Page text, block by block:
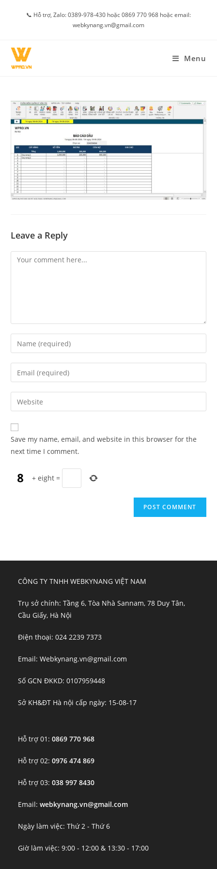
📞 Hỗ trợ, Zalo: 0389-978-430 hoặc 0869 770 968 hoặc email:
webkynang.vn@gmail.com
Menu
Leave a Reply
Comment
Enter
your
name
comment
Enter
your
email
address
comment
Enter
your
website
URL
(optional)
Save my name, email, and website in this browser for the
next time I comment.
+eight =
CÔNG TY TNHH WEBKYNANG VIỆT NAM
Trụ sở chính: Tầng 6, Tòa Nhà Sannam, 78 Duy Tân,
Cầu Giấy, Hà Nội
Điện thoại: 024 2239 7373
Email: Webkynang.vn@gmail.com
Số GCN ĐKKD: 0107959448
Sở KH&ĐT Hà nội cấp ngày: 15-08-17
Hỗ trợ 01:0869 770 968
Hỗ trợ 02:0976 474 869
Hỗ trợ 03:038 997 8430
Email:webkynang.vn@gmail.com
Ngày làm việc: Thứ 2 - Thứ 6
Giờ làm việc: 9:00 - 12:00 & 13:30 - 17:00